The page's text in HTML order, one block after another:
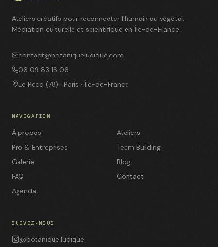
Ateliers créatifs pour reconnecter l'humain au végétal.
Médiation culturelle et scientifique en Île-de-France.
contact@botaniqueludique.com
06 09 83 16 06
Le Pecq (78) · Paris · Île-de-France
NAVIGATION
À propos
Ateliers
Pro & Entreprises
Team Building
Galerie
Blog
FAQ
Contact
Agenda
SUIVEZ-NOUS
@botanique.ludique